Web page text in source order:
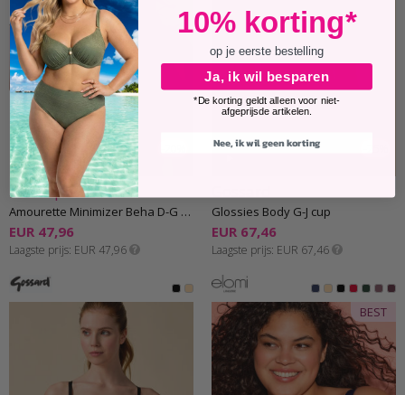
Triumph
Amourette Minimizer Beha D-G cup
EUR 47,96
Laagste prijs EUR 47,96
Glossies Body G-J cup
EUR 67,46
Laagste prijs EUR 67,46
BEST
10% korting*
op je eerste bestelling
Ja, ik wil besparen
*De korting geldt alleen voor niet-
afgeprijsde artikelen.
Nee, ik wil geen korting